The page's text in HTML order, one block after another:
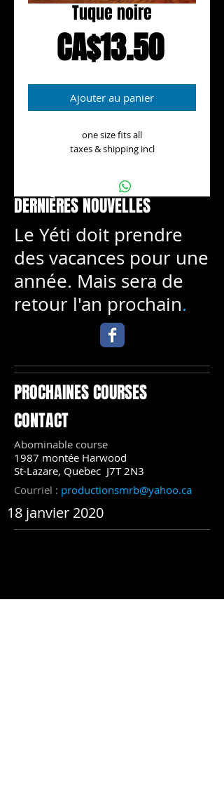
Tuque noire
CA$13.50Prix
Ajouter au panier
one size fits all
taxes & shipping incl
DERNIÈRES NOUVELLES
CONTACT
Abominable course
1987 montée Harwood
St-Lazare, Quebec J7T 2N3
Courriel : productionsmrb@yahoo.ca
PROCHAINES COURSES
Le Yéti doit prendre
des vacances pour une
année. Mais sera de
retour l'an prochain.
18 janvier 2020